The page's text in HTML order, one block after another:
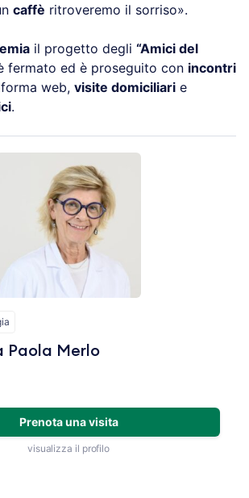
caffè ritroveremo il sorriso».
il progetto degli “Amici del
fermato ed è proseguito con incontri
web, visite domiciliari e
.
Paola Merlo
Prenota una visita
visualizza il profilo